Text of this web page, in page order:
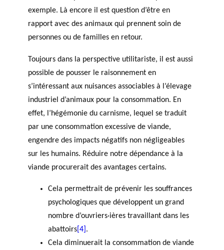
exemple. Là encore il est question d’être en
rapport avec des animaux qui prennent soin de
personnes ou de familles en retour.
Toujours dans la perspective utilitariste, il est aussi
possible de pousser le raisonnement en
s’intéressant aux nuisances associables à l’élevage
industriel d’animaux pour la consommation. En
effet, l’hégémonie du carnisme, lequel se traduit
par une consommation excessive de viande,
engendre des impacts négatifs non négligeables
sur les humains. Réduire notre dépendance à la
viande procurerait des avantages certains.
Cela permettrait de prévenir les souffrances
psychologiques que développent un grand
nombre d’ouvriers·ières travaillant dans les
abattoirs [4] .
Cela diminuerait la consommation de viande